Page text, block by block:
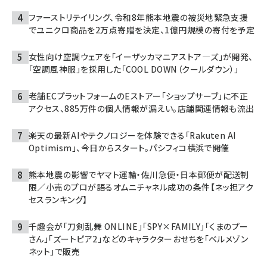
ファーストリテイリング、令和8年熊本地震の被災地緊急支援
でユニクロ商品を2万点寄贈を決定、1億円規模の寄付を予定
女性向け空調ウェアを「イーザッカマニアストア―ズ」が開発、
「空調風神服」を採用した「COOL DOWN（クールダウン）」
老舗ECプラットフォームのEストアー「ショップサーブ」に不正
アクセス、885万件の個人情報が漏えい。店舗関連情報も流出
楽天の最新AIやテクノロジーを体験できる「Rakuten AI
Optimism」、今日からスタート。パシフィコ横浜で開催
熊本地震の影響でヤマト運輸・佐川急便・日本郵便が配送制
限／小売のプロが語るオムニチャネル成功の条件【ネッ担アク
セスランキング】
千趣会が「刀剣乱舞 ONLINE」「SPY×FAMILY」「くまのプー
さん」「ズートピア2」などのキャラクターおせちを「ベルメゾン
ネット」で販売